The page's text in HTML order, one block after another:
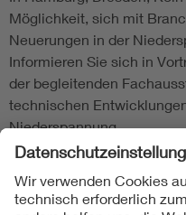
Möglichkeit, sich mit
Neuerungen in der
Informieren Sie sich in
der begleitenden
technischen
Niederspannung.
Folgen Sie uns